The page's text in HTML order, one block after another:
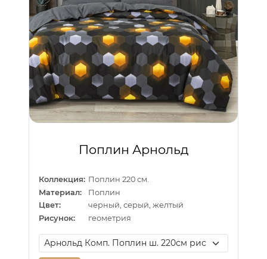
Поплин Арнольд
Коллекция: Поплин 220 см.
Материал:
Поплин
Цвет:
черный, серый, желтый
Рисунок:
геометрия